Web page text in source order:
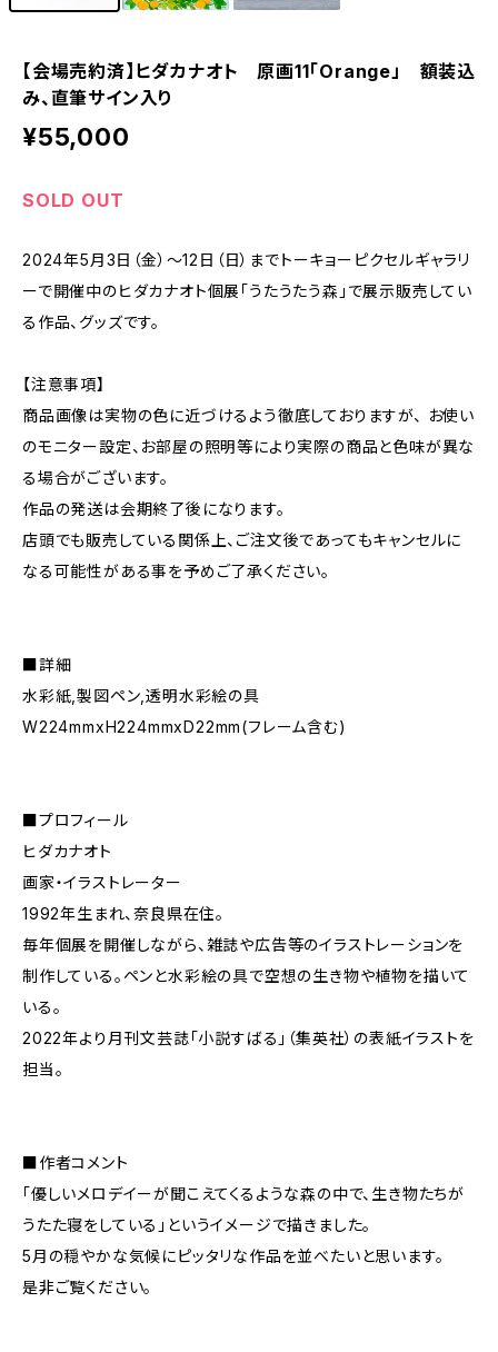
【会場売約済】ヒダカナオト 原画11「Orange」 額装込
み、直筆サイン入り
¥55,000
SOLD OUT
2024年5月3日（金）～12日（日）までトーキョーピクセルギャラリ
ーで開催中のヒダカナオト個展「うたうたう森」で展示販売してい
る作品、グッズです。
【注意事項】
商品画像は実物の色に近づけるよう徹底しておりますが、 お使い
のモニター設定、お部屋の照明等により実際の商品と色味が異な
る場合がございます。
作品の発送は会期終了後になります。
店頭でも販売している関係上、ご注文後であってもキャンセルに
なる可能性がある事を予めご了承ください。
■詳細
水彩紙,製図ペン,透明水彩絵の具
W224mmxH224mmxD22mm(フレーム含む)
■プロフィール
ヒダカナオト
画家・イラストレーター
1992年生まれ、奈良県在住。
毎年個展を開催しながら、雑誌や広告等のイラストレーションを
制作している。ペンと水彩絵の具で空想の生き物や植物を描いて
いる。
2022年より月刊文芸誌「小説すばる」（集英社）の表紙イラストを
担当。
■作者コメント
「優しいメロデイーが聞こえてくるような森の中で、生き物たちが
うたた寝をしている」というイメージで描きました。
5月の穏やかな気候にピッタリな作品を並べたいと思います。
是非ご覧ください。